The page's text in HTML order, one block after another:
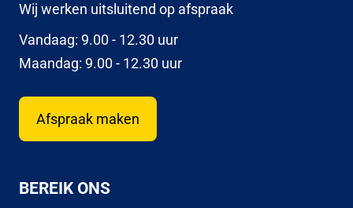
Wij werken uitsluitend op afspraak
Vandaag: 9.00 - 12.30 uur
Maandag: 9.00 - 12.30 uur
Afspraak maken
BEREIK ONS